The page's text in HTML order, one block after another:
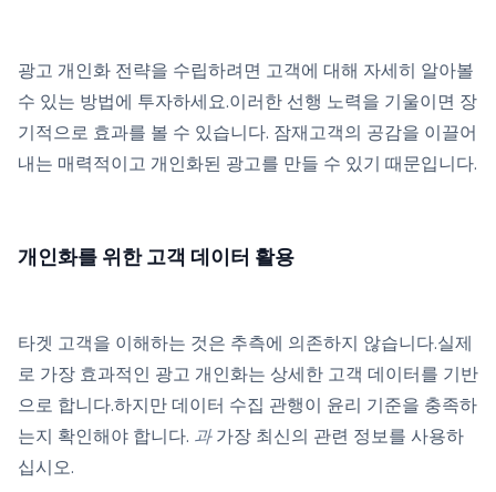
광고 개인화 전략을 수립하려면 고객에 대해 자세히 알아볼
수 있는 방법에 투자하세요.이러한 선행 노력을 기울이면 장
기적으로 효과를 볼 수 있습니다. 잠재고객의 공감을 이끌어
내는 매력적이고 개인화된 광고를 만들 수 있기 때문입니다.
개인화를 위한 고객 데이터 활용
타겟 고객을 이해하는 것은 추측에 의존하지 않습니다.실제
로 가장 효과적인 광고 개인화는 상세한 고객 데이터를 기반
으로 합니다.하지만 데이터 수집 관행이 윤리 기준을 충족하
는지 확인해야 합니다. 과가장 최신의 관련 정보를 사용하
십시오.